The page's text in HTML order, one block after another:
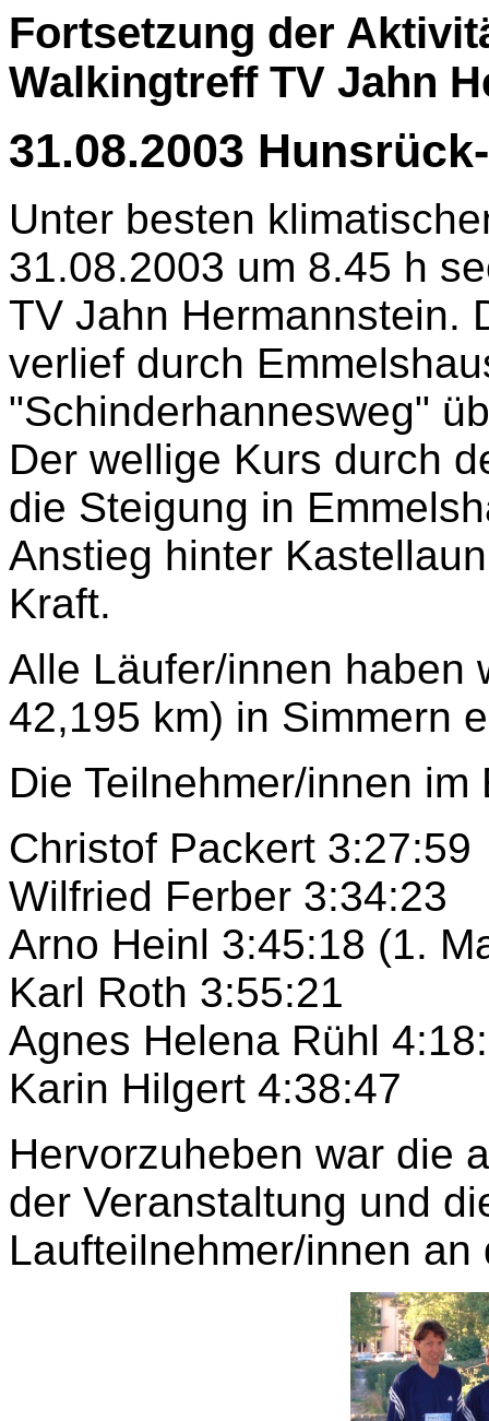
Fortsetzung der
Walkingtreff TV Jahn
31.08.2003
Unter besten
31.08.2003 um 8.45 h
TV Jahn Hermannstein.
verlief durch
"Schinderhannesweg"
Der wellige Kurs durch
die Steigung in
Anstieg hinter
Kraft.
Alle Läufer/innen haben
42,195 km) in Simmern
Die Teilnehmer/innen im
Christof Packert 3:27:59
Wilfried Ferber 3:34:23
Arno Heinl 3:45:18 (1.
Karl Roth 3:55:21
Agnes Helena Rühl
Karin Hilgert 4:38:47
Hervorzuheben war die
der Veranstaltung und
Laufteilnehmer/innen an